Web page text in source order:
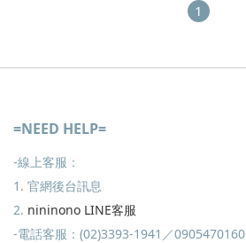
1
=NEED HELP=
-線上客服：
1. 官網後台訊息
2. nininono LINE客服
-電話客服：(02)3393-1941／0905470160